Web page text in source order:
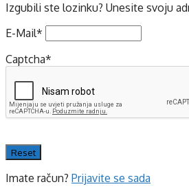
Izgubili ste lozinku? Unesite svoju
E-Mail*
Captcha*
Imate račun? Prijavite se sada